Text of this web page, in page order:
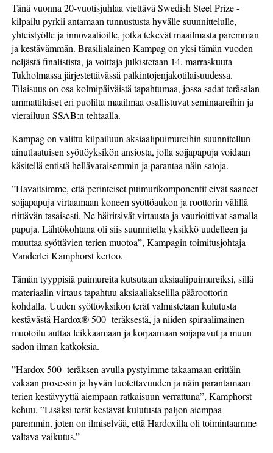
Tänä vuonna 20-vuotisjuhlaa viettävä Swedish Steel Prize -
kilpailu pyrkii antamaan tunnustusta hyvälle suunnittelulle,
yhteistyölle ja innovaatioille, jotka tekevät maailmasta paremman
ja kestävämmän. Brasilialainen Kampag on yksi tämän vuoden
neljästä finalistista, ja voittaja julkistetaan 14. marraskuuta
Tukholmassa järjestettävässä palkintojenjakotilaisuudessa.
Tilaisuus on osa kolmipäiväistä tapahtumaa, jossa sadat teräsalan
ammattilaiset eri puolilta maailmaa osallistuvat seminaareihin ja
vierailuun SSAB:n tehtaalla.
Kampag on valittu kilpailuun aksiaalipuimureihin suunnitellun
ainutlaatuisen syöttöyksikön ansiosta, jolla soijapapuja voidaan
käsitellä entistä hellävaraisemmin ja parantaa näin satoja.
”Havaitsimme, että perinteiset puimurikomponentit eivät saaneet
soijapapuja virtaamaan koneen syöttöaukon ja roottorin välillä
riittävän tasaisesti. Ne häiritsivät virtausta ja vaurioittivat samalla
papuja. Lähtökohtana oli siis suunnitella yksikkö uudelleen ja
muuttaa syöttävien terien muotoa”, Kampagin toimitusjohtaja
Vanderlei Kamphorst kertoo.
Tämän tyyppisiä puimureita kutsutaan aksiaalipuimureiksi, sillä
materiaalin virtaus tapahtuu aksiaaliakselilla pääroottorin
kohdalla. Uuden syöttöyksikön terät valmistetaan kulutusta
kestävästä Hardox® 500 ‑teräksestä, ja niiden spiraalimainen
muotoilu auttaa leikkaamaan ja korjaamaan soijapavut ja muun
sadon ilman katkoksia.
”Hardox 500 ‑teräksen avulla pystyimme takaamaan erittäin
vakaan prosessin ja hyvän luotettavuuden ja näin parantamaan
terien kestävyyttä aiempaan ratkaisuun verrattuna”, Kamphorst
kehuu. ”Lisäksi terät kestävät kulutusta paljon aiempaa
paremmin, joten on ilmiselvää, että Hardoxilla oli toimintaamme
valtava vaikutus.”